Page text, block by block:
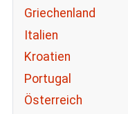
Griechenland
Italien
Kroatien
Portugal
Österreich